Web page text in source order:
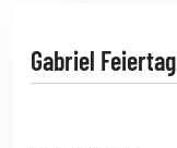
Gabriel Feiertag